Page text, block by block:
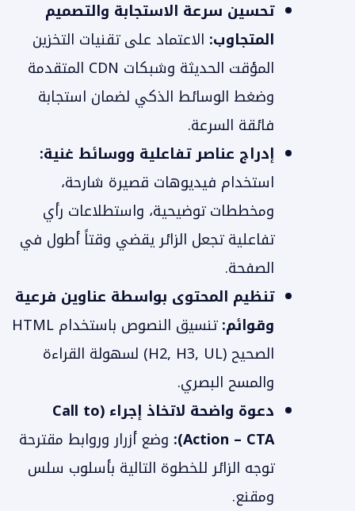
تحسين سرعة الاستجابة والتصميم
المتجاوب: الاعتماد على تقنيات التخزين
المؤقت الحديثة وشبكات CDN المتقدمة
وضغط الوسائط الذكي لضمان استجابة
فائقة السرعة.
إدراج عناصر تفاعلية ووسائط غنية:
استخدام فيديوهات قصيرة شارحة،
ومخططات توضيحية، واستطلاعات رأي
تفاعلية تجعل الزائر يقضي وقتاً أطول في
الصفحة.
تنظيم المحتوى بواسطة عناوين فرعية
وقوائم:
تنسيق النصوص باستخدام HTML
الصحيح (H2, H3, UL) لسهولة القراءة
والمسح البصري.
دعوة واضحة لاتخاذ إجراء (Call to
Action – CTA): وضع أزرار وروابط مقترحة
توجه الزائر للخطوة التالية بأسلوب سلس
ومقنع.